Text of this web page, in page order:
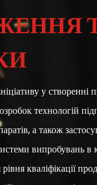
у
технологій
а також
випробувань в
кваліфікації